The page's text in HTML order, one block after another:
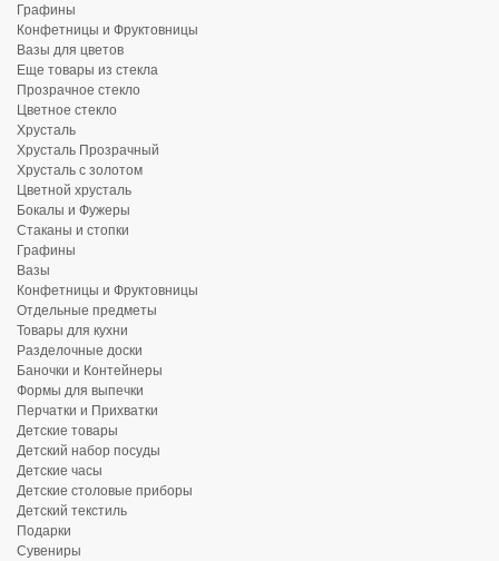
Графины
Конфетницы и Фруктовницы
Вазы для цветов
Еще товары из стекла
Прозрачное стекло
Цветное стекло
Хрусталь
Хрусталь Прозрачный
Хрусталь с золотом
Цветной хрусталь
Бокалы и Фужеры
Стаканы и стопки
Графины
Вазы
Конфетницы и Фруктовницы
Отдельные предметы
Товары для кухни
Разделочные доски
Баночки и Контейнеры
Формы для выпечки
Перчатки и Прихватки
Детские товары
Детский набор посуды
Детские часы
Детские столовые приборы
Детский текстиль
Подарки
Сувениры